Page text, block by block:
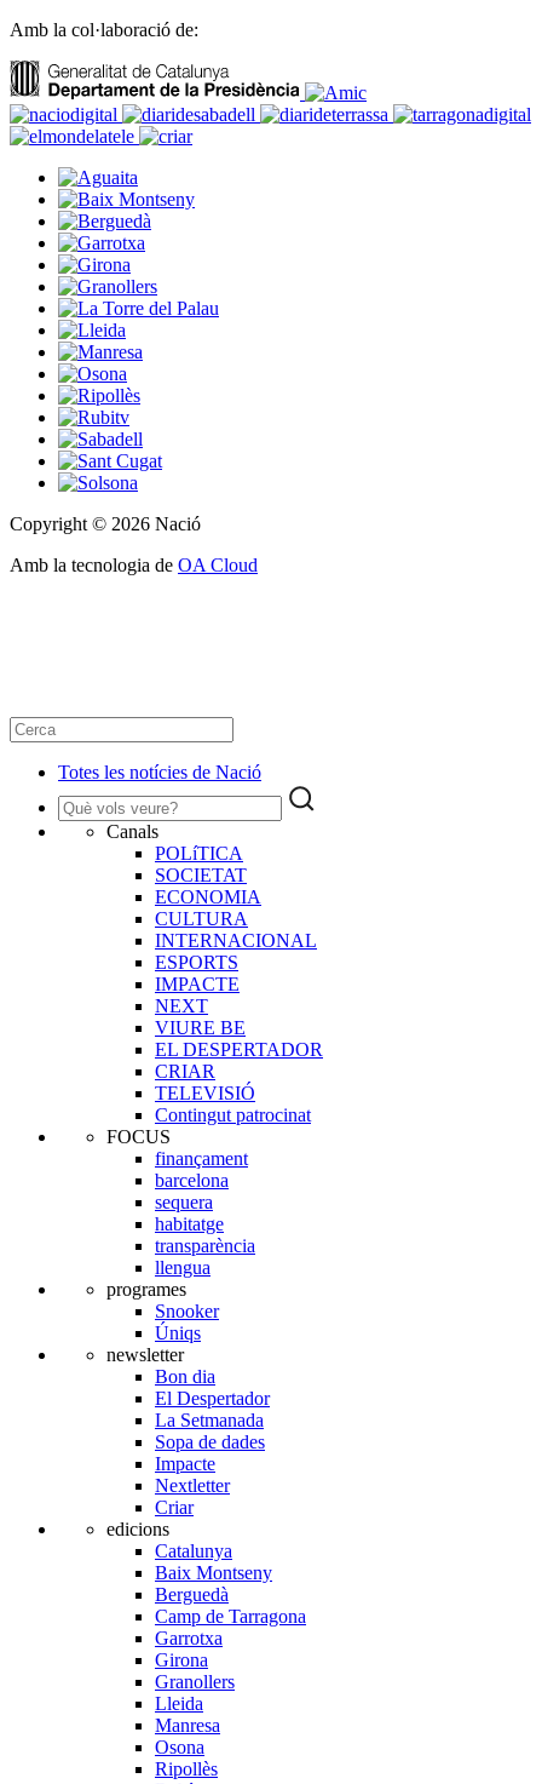
Amb la col·laboració de:
Copyright © 2026 Nació
Amb la tecnologia de OA Cloud
Totes les notícies de Nació
Canals
POLíTICA
SOCIETAT
ECONOMIA
CULTURA
INTERNACIONAL
ESPORTS
IMPACTE
NEXT
VIURE BE
EL DESPERTADOR
CRIAR
TELEVISIÓ
Contingut patrocinat
FOCUS
finançament
barcelona
sequera
habitatge
transparència
llengua
programes
Snooker
Úniqs
newsletter
Bon dia
El Despertador
La Setmanada
Sopa de dades
Impacte
Nextletter
Criar
edicions
Catalunya
Baix Montseny
Berguedà
Camp de Tarragona
Garrotxa
Girona
Granollers
Lleida
Manresa
Osona
Ripollès